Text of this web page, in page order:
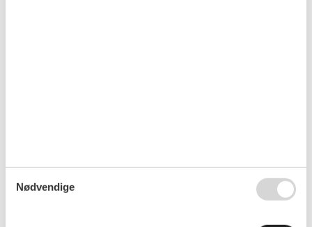
Tørretumbler
Vandvarmer
Nødvendige